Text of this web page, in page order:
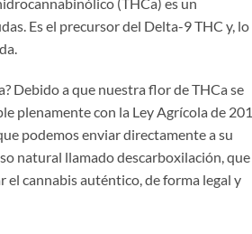
Es el precursor del Delta-9 THC y, lo
Debido a que nuestra flor de THCa se
plenamente con la Ley Agrícola de
podemos enviar directamente a su
natural llamado descarboxilación, que
cannabis auténtico, de forma legal y